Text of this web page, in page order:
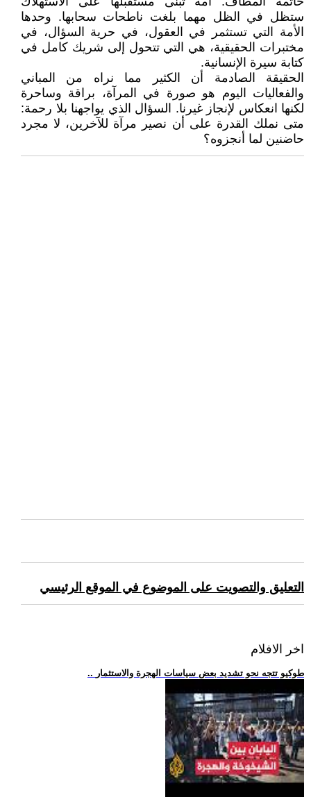
ستظل في الظل مهما بلغت ناطحات سحابها. وحدها
الأمة التي تستثمر في العقول، في حرية السؤال، في
مختبرات الحقيقية، هي التي تتحول إلى شريك كامل في
كتابة سيرة الإنسانية.
الحقيقة الصادمة أن الكثير مما نراه من المباني
والفعاليات اليوم هو صورة في المرآة، براقة وساحرة
لكنها انعكاس لإنجاز غيرنا. السؤال الذي يواجهنا بلا رحمة:
متى نملك القدرة على أن نصير مرآة للآخرين، لا مجرد
حاضنين لما أنجزوه؟
التعليق والتصويت على الموضوع في الموقع الرئيسي
اخر الافلام
.. طوكيو تتجه نحو تشديد بعض سياسات الهجرة والاستثمار